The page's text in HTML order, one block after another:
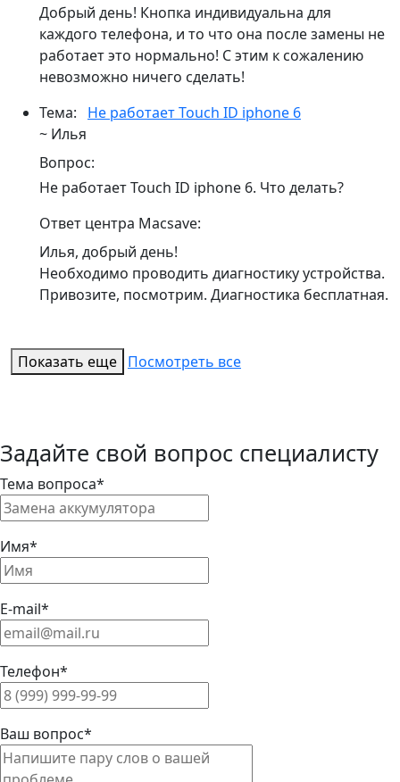
Добрый день! Кнопка индивидуальна для
каждого телефона, и то что она после замены не
работает это нормально! С этим к сожалению
невозможно ничего сделать!
Тема:
Не работает Touch ID iphone 6
~ Илья
Вопрос:
Не работает Touch ID iphone 6. Что делать?
Ответ центра Macsave:
Илья, добрый день!
Необходимо проводить диагностику устройства.
Привозите, посмотрим. Диагностика бесплатная.
Показать еще Посмотреть все
Задайте свой вопрос специалисту
Тема вопроса*
Имя*
E-mail*
Телефон*
Ваш вопрос*